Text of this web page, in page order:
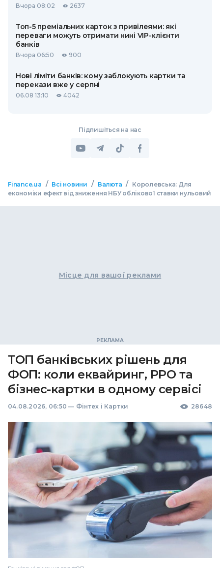
Вчора 08:02 2637
Топ-5 преміальних карток з привілеями: які
переваги можуть отримати нині VIP-клієнти
банків
Вчора 06:50 900
Нові ліміти банків: кому заблокують картки та
перекази вже у серпні
06.08 13:10 4042
Підпишіться на нас
Finance.ua / Всі новини / Валюта / Королевська: Для
економіки ефект від зниження НБУ облікової ставки нульовий
Місце для вашої реклами
ТОП банківських рішень для
ФОП: коли еквайринг, РРО та
бізнес-картки в одному сервісі
04.08.2026, 06:50 — Фінтех і Картки 28648